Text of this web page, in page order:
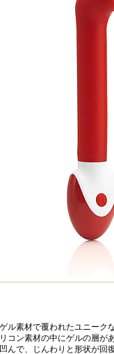
ル素材で覆われたユニーク
コン素材の中にゲルの層が
んで、じんわりと形状が回